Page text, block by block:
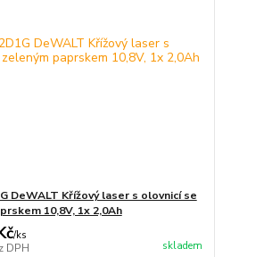
DeWALT Křížový laser s olovnicí se
10,8V, 1x 2,0Ah
/ks
DPH skladem